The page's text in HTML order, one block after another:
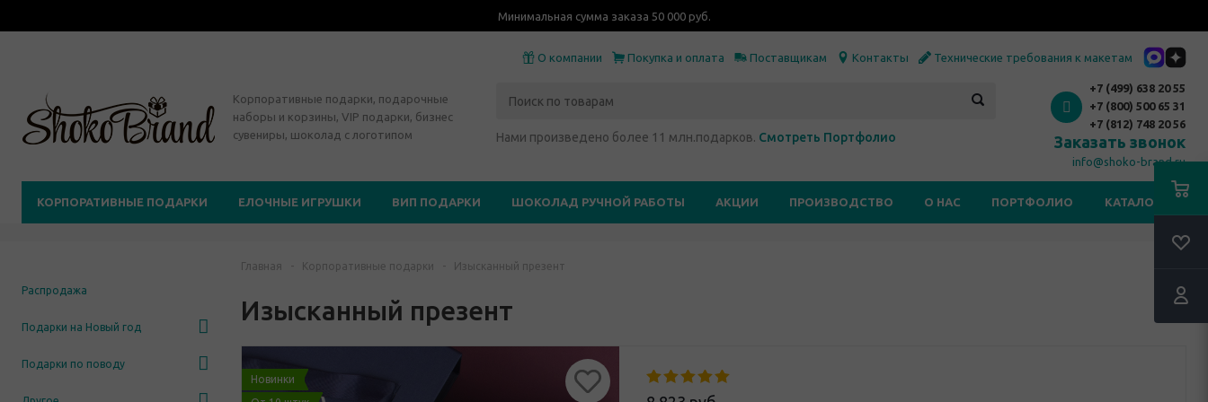
Минимальная сумма заказа 50 000 руб.
О компании Покупка и оплата Поставщикам Контакты Технические требования к макетам
Корпоративные подарки, подарочные
наборы и корзины, VIP подарки, бизнес
сувениры, шоколад с логотипом
Нами произведено более 11 млн.подарков. Смотреть Портфолио
+7 (499) 638 20 55
+7 (800) 500 65 31
+7 (812) 748 20 56
Заказать звонок
info@shoko-brand.ru
КОРПОРАТИВНЫЕ ПОДАРКИ ЕЛОЧНЫЕ ИГРУШКИ ВИП ПОДАРКИ ШОКОЛАД РУЧНОЙ РАБОТЫ АКЦИИ ПРОИЗВОДСТВО О НАС ПОРТФОЛИО КАТАЛОГИ
Распродажа
Подарки на Новый год
Подарки по поводу
Главная - Корпоративные подарки - Изысканный презент
Изысканный презент
Новинки